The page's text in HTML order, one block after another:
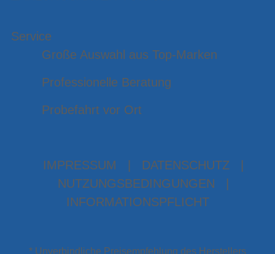
Service
Große Auswahl aus Top-Marken
Professionelle Beratung
Probefahrt vor Ort
IMPRESSUM DATENSCHUTZ
NUTZUNGSBEDINGUNGEN
INFORMATIONSPFLICHT
* Unverbindliche Preisempfehlung des Herstellers